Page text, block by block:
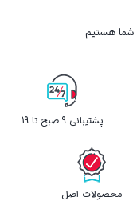
پشتیبانی 9 صبح تا 19
محصولات اصل